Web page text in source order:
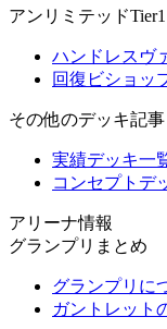
アンリミテッドTier1
ハンドレスヴ
回復ビショッ
その他のデッキ記事
実績デッキ一
コンセプトデ
アリーナ情報
グランプリまとめ
グランプリに
ガントレット